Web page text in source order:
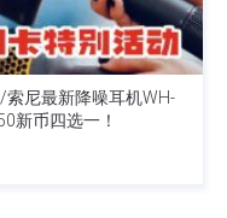
尼最新降噪耳机WH-
新币四选一！